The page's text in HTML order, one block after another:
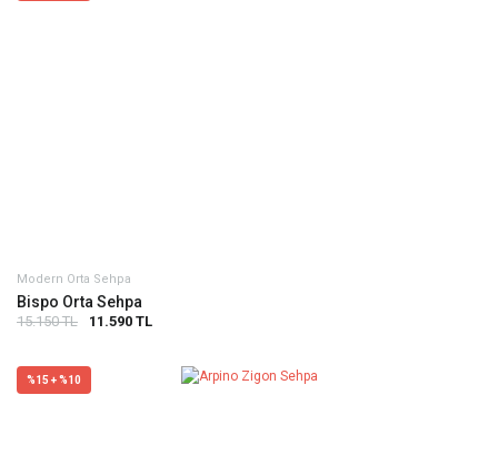
Modern Orta Sehpa
Bispo Orta Sehpa
15.150 TL 11.590 TL
%15 + %10